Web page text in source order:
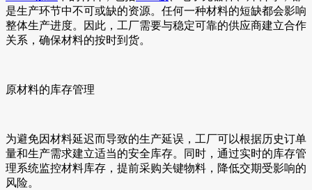
是生产环节中不可或缺的资源。任何一种材料的短缺都会影响
整体生产进度。因此，工厂需要与稳定可靠的供应商建立合作
关系，确保材料的按时到货。
原材料的库存管理
为避免因材料延迟而导致的生产延误，工厂可以根据历史订单
量和生产需求建立适当的安全库存。同时，通过实时的库存管
理系统监控材料库存，提前采购关键物料，降低交期受影响的
风险。